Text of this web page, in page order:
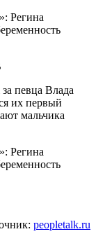
певца Влада
их первый
мальчика
peopletalk.ru